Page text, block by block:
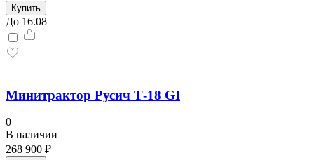
Купить
До 16.08
Минитрактор Русич Т-18 GI
0
В наличии
268 900 ₽